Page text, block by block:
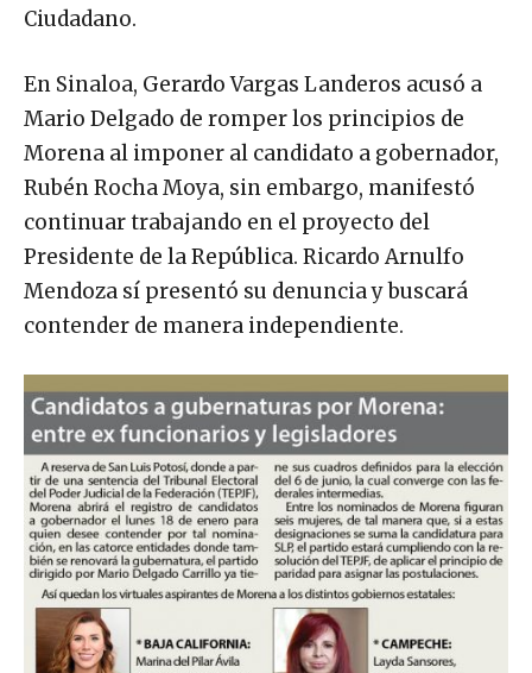
Ciudadano.
En Sinaloa, Gerardo Vargas Landeros acusó a
Mario Delgado de romper los principios de
Morena al imponer al candidato a gobernador,
Rubén Rocha Moya, sin embargo, manifestó
continuar trabajando en el proyecto del
Presidente de la República. Ricardo Arnulfo
Mendoza sí presentó su denuncia y buscará
contender de manera independiente.